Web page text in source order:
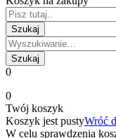
0
0
Twój koszyk
Koszyk jest pustyWróć
W celu sprawdzenia